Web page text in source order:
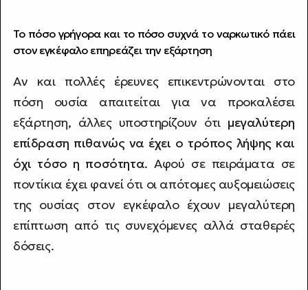
Το πόσο γρήγορα και το πόσο συχνά το ναρκωτικό πάει
στον εγκέφαλο επηρεάζει την εξάρτηση
Αν και πολλές έρευνες επικεντρώνονται στο
πόση ουσία απαιτείται για να προκαλέσει
εξάρτηση, άλλες υποστηρίζουν ότι μεγαλύτερη
επίδραση πιθανώς να έχει ο τρόπος λήψης και
όχι τόσο η ποσότητα. Αφού σε πειράματα σε
ποντίκια έχει φανεί ότι οι απότομες αυξομειώσεις
της ουσίας στον εγκέφαλο έχουν μεγαλύτερη
επίπτωση από τις συνεχόμενες αλλά σταθερές
δόσεις.